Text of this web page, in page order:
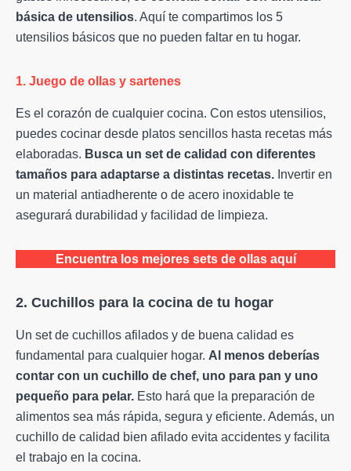
básica de utensilios. Aquí te compartimos los 5
utensilios básicos que no pueden faltar en tu hogar.
1. Juego de ollas y sartenes
Es el corazón de cualquier cocina. Con estos utensilios,
puedes cocinar desde platos sencillos hasta recetas más
elaboradas. Busca un set de calidad con diferentes
tamaños para adaptarse a distintas recetas. Invertir en
un material antiadherente o de acero inoxidable te
asegurará durabilidad y facilidad de limpieza.
Encuentra los mejores sets de ollas aquí
2. Cuchillos para la cocina de tu hogar
Un set de cuchillos afilados y de buena calidad es
fundamental para cualquier hogar. Al menos deberías
contar con un cuchillo de chef, uno para pan y uno
pequeño para pelar. Esto hará que la preparación de
alimentos sea más rápida, segura y eficiente. Además, un
cuchillo de calidad bien afilado evita accidentes y facilita
el trabajo en la cocina.